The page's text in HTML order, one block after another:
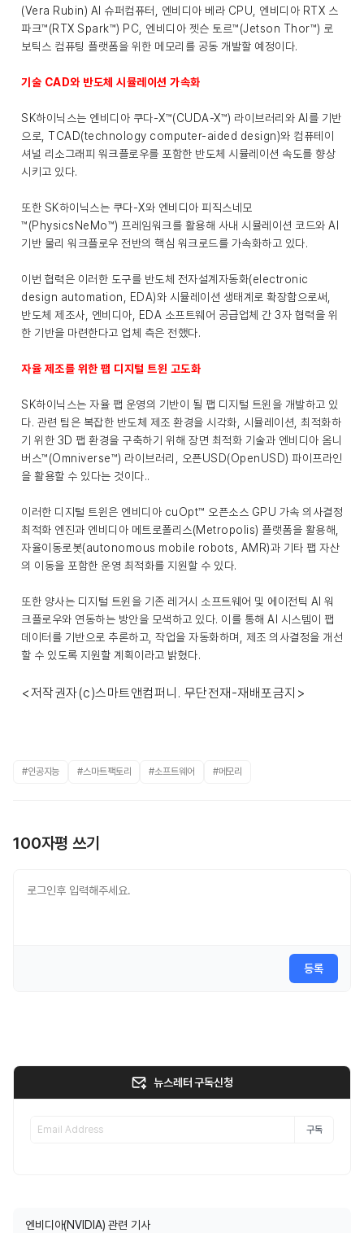
(Vera Rubin) AI 슈퍼컴퓨터, 엔비디아 베라 CPU, 엔비디아 RTX 스
파크™(RTX Spark™) PC, 엔비디아 젯슨 토르™(Jetson Thor™) 로
보틱스 컴퓨팅 플랫폼을 위한 메모리를 공동 개발할 예정이다.
기술 CAD와 반도체 시뮬레이션 가속화
SK하이닉스는 엔비디아 쿠다-X™(CUDA-X™) 라이브러리와 AI를 기반
으로, TCAD(technology computer-aided design)와 컴퓨테이
셔널 리소그래피 워크플로우를 포함한 반도체 시뮬레이션 속도를 향상
시키고 있다.
또한 SK하이닉스는 쿠다-X와 엔비디아 피직스네모
™(PhysicsNeMo™) 프레임워크를 활용해 사내 시뮬레이션 코드와 AI
기반 물리 워크플로우 전반의 핵심 워크로드를 가속화하고 있다.
이번 협력은 이러한 도구를 반도체 전자설계자동화(electronic
design automation, EDA)와 시뮬레이션 생태계로 확장함으로써,
반도체 제조사, 엔비디아, EDA 소프트웨어 공급업체 간 3자 협력을 위
한 기반을 마련한다고 업체 측은 전했다.
자율 제조를 위한 팹 디지털 트윈 고도화
SK하이닉스는 자율 팹 운영의 기반이 될 팹 디지털 트윈을 개발하고 있
다. 관련 팀은 복잡한 반도체 제조 환경을 시각화, 시뮬레이션, 최적화하
기 위한 3D 팹 환경을 구축하기 위해 장면 최적화 기술과 엔비디아 옴니
버스™(Omniverse™) 라이브러리, 오픈USD(OpenUSD) 파이프라인
을 활용할 수 있다는 것이다..
이러한 디지털 트윈은 엔비디아 cuOpt™ 오픈소스 GPU 가속 의사결정
최적화 엔진과 엔비디아 메트로폴리스(Metropolis) 플랫폼을 활용해,
자율이동로봇(autonomous mobile robots, AMR)과 기타 팹 자산
의 이동을 포함한 운영 최적화를 지원할 수 있다.
또한 양사는 디지털 트윈을 기존 레거시 소프트웨어 및 에이전틱 AI 워
크플로우와 연동하는 방안을 모색하고 있다. 이를 통해 AI 시스템이 팹
데이터를 기반으로 추론하고, 작업을 자동화하며, 제조 의사결정을 개선
할 수 있도록 지원할 계획이라고 밝혔다.
<저작권자(c)스마트앤컴퍼니. 무단전재-재배포금지>
#인공지능 #스마트팩토리 #소프트웨어 #메모리
100자평 쓰기
등록
뉴스레터 구독신청
구독
엔비디아(NVIDIA) 관련 기사